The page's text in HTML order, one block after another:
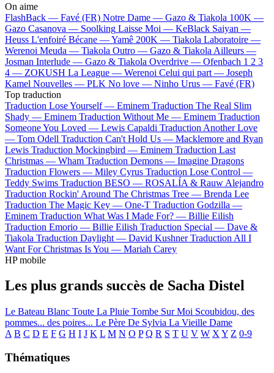
On aime
FlashBack — Favé (FR) Notre Dame — Gazo & Tiakola 100K —
Gazo Casanova — Soolking Laisse Moi — KeBlack Saiyan —
Heuss L'enfoiré Bécane —Yamê 200K — Tiakola Laboratoire —
Werenoi Meuda — Tiakola Outro — Gazo & Tiakola Ailleurs —
Josman Interlude — Gazo & Tiakola Overdrive — Ofenbach 1 2 3
4 — ZOKUSH La League — Werenoi Celui qui part — Joseph
Kamel Nouvelles — PLK No love — Ninho Urus — Favé (FR)
Top traduction
Traduction Lose Yourself — Eminem Traduction The Real Slim
Shady — Eminem Traduction Without Me — Eminem Traduction
Someone You Loved — Lewis Capaldi Traduction Another Love
— Tom Odell Traduction Can't Hold Us — Macklemore and Ryan
Lewis Traduction Mockingbird — Eminem Traduction Last
Christmas — Wham Traduction Demons — Imagine Dragons
Traduction Flowers — Miley Cyrus Traduction Lose Control —
Teddy Swims Traduction BESO — ROSALÍA & Rauw Alejandro
Traduction Rockin' Around The Christmas Tree — Brenda Lee
Traduction The Magic Key — One-T Traduction Godzilla —
Eminem Traduction What Was I Made For? — Billie Eilish
Traduction Emorio — Billie Eilish Traduction Special — Dave &
Tiakola Traduction Daylight — David Kushner Traduction All I
Want For Christmas Is You — Mariah Carey
HP mobile
Les plus grands succès de Sacha Distel
Le Bateau Blanc Toute La Pluie Tombe Sur Moi Scoubidou, des
pommes... des poires... Le Père De Sylvia La Vieille Dame
A B C D E F G H I J K L M N O P Q R S T U V W X Y Z 0-9
Thématiques